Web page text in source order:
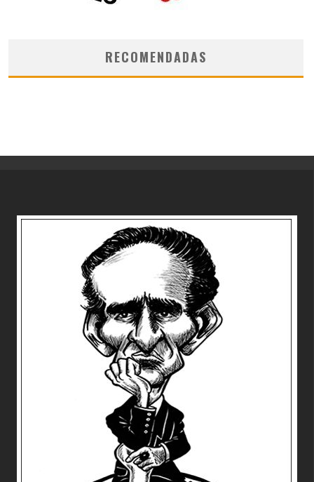
RECOMENDADAS